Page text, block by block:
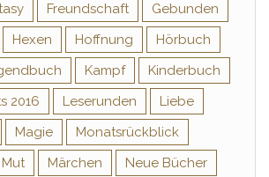
Freundschaft
Gebunden
Hexen Hoffnung
Hörbuch
Kampf
Kinderbuch
2016
Leserunden
Liebe
Magie
Monatsrückblick
Mut Märchen
Neue Bücher